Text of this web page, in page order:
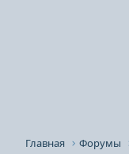
Главная Форумы